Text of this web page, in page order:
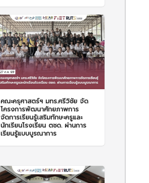
คณะครุศาสตร์ฯ มทร.ศรีวิชัย จัด
โครงการพัฒนาศักยภาพการ
จัดการเรียนรู้เสริมทักษะครูและ
นักเรียนโรงเรียน ตชด. ผ่านการ
เรียนรู้แบบบูรณาการ